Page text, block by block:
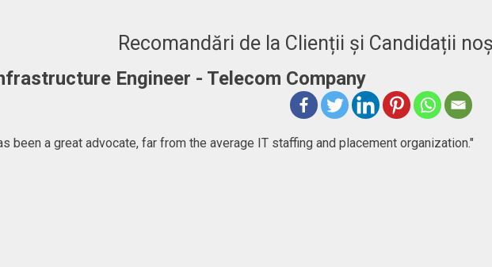
Recomandări de la Clienții și Candidații
Engineer - Telecom Company
been a great advocate, far from the average IT staffing and placement organization."